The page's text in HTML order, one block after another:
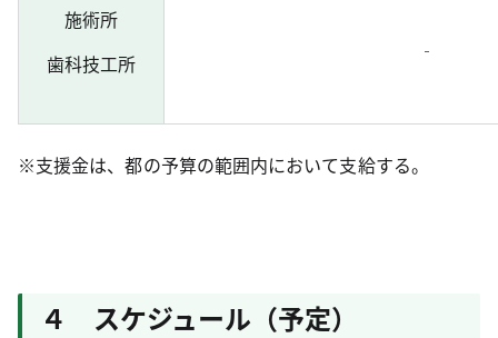
施術所
歯科技工所
‐
※支援金は、都の予算の範囲内において支給する。
４ スケジュール（予定）